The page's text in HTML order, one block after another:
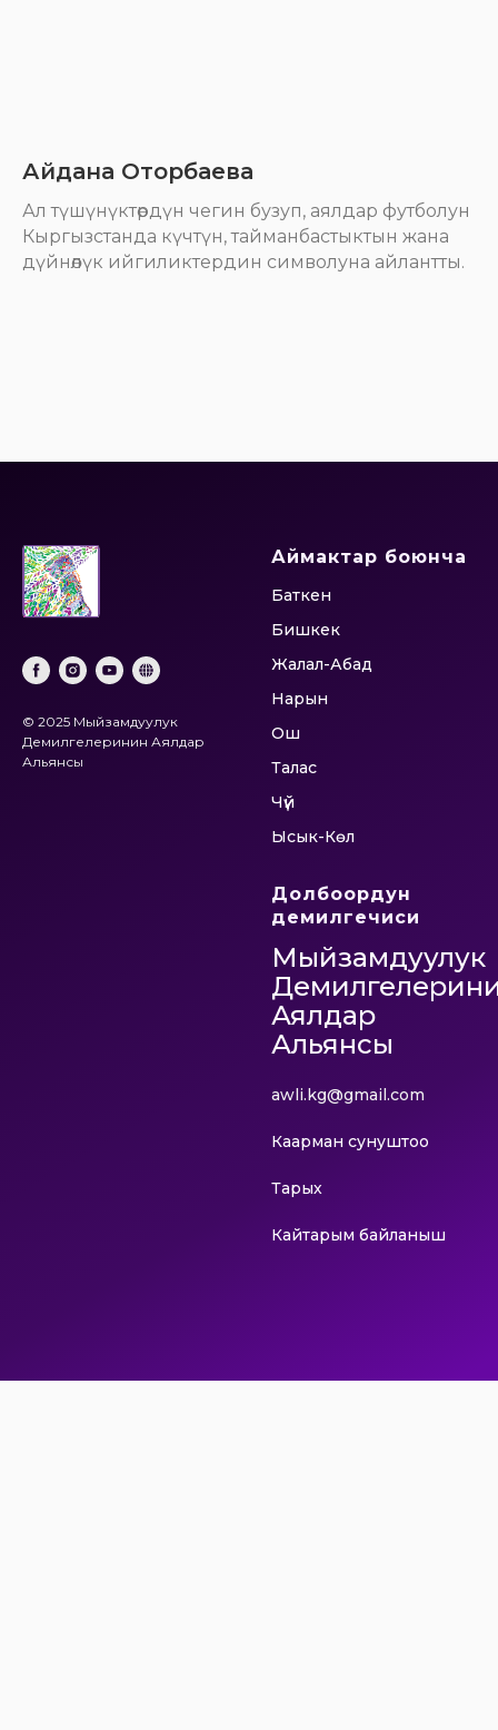
Айдана Оторбаева
Ал түшүнүктөрдүн чегин бузуп, аялдар футболун
Кыргызстанда күчтүн, тайманбастыктын жана
дүйнөлүк ийгиликтердин символуна айлантты.
© 2025 Мыйзамдуулук
Демилгелеринин Аялдар
Альянсы
Аймактар боюнча
Баткен
Бишкек
Жалал-Абад
Нарын
Ош
Талас
Чүй
Ысык-Көл
Долбоордун
демилгечиси
Мыйзамдуулук
Аялдар
Альянсы
awli.kg@gmail.com
Каарман сунуштоо
Тарых
Кайтарым байланыш